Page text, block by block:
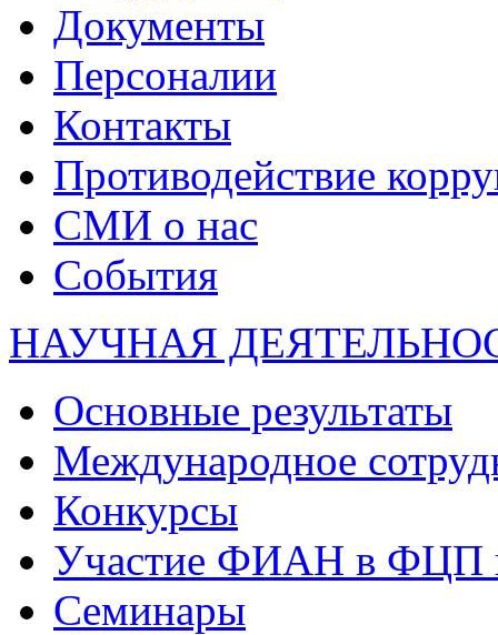
Документы
Персоналии
Контакты
Противодействие
СМИ о нас
События
НАУЧНАЯ
Основные результаты
Международное
Конкурсы
Участие ФИАН в ФЦП
Семинары